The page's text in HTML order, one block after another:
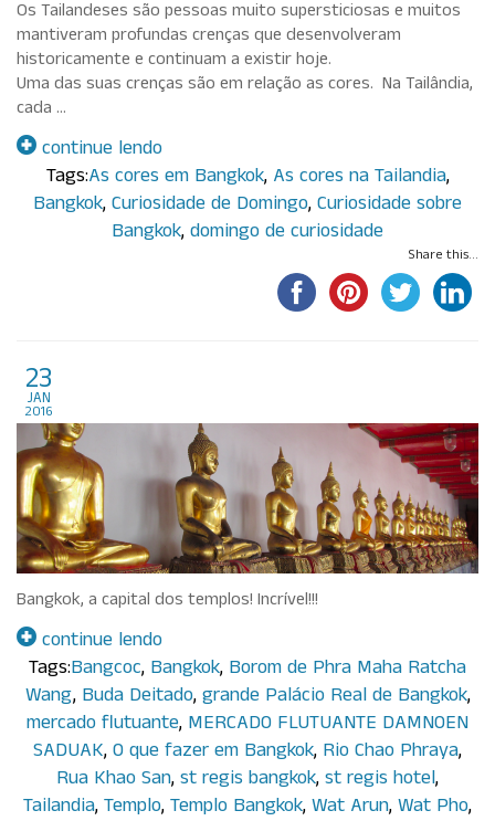
Os Tailandeses são pessoas muito supersticiosas e muitos
mantiveram profundas crenças que desenvolveram
historicamente e continuam a existir hoje.
Uma das suas crenças são em relação as cores. Na Tailândia,
cada …
continue lendo
Tags:As cores em Bangkok, As cores na Tailandia,
Bangkok, Curiosidade de Domingo, Curiosidade sobre
Bangkok, domingo de curiosidade
Share this...
23
jan
2016
Bangkok, a capital dos templos! Incrível!!!
continue lendo
Tags:Bangcoc, Bangkok, Borom de Phra Maha Ratcha
Wang, Buda Deitado, grande Palácio Real de Bangkok,
mercado flutuante, MERCADO FLUTUANTE DAMNOEN
SADUAK, O que fazer em Bangkok, Rio Chao Phraya,
Rua Khao San, st regis bangkok, st regis hotel,
Tailandia, Templo, Templo Bangkok, Wat Arun, Wat Pho,